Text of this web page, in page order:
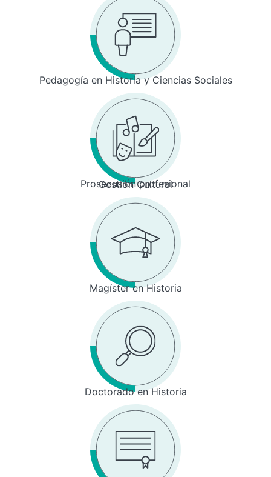
Pedagogía en Historia y Ciencias Sociales
Prosecusión profesional
Gestión Cultural
Magíster en Historia
Doctorado en Historia